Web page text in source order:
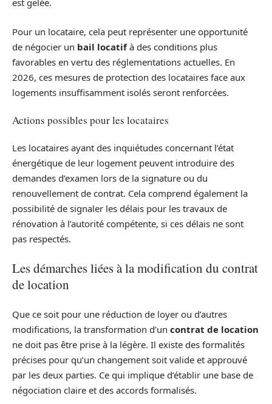
est gelée.
Pour un locataire, cela peut représenter une opportunité
de négocier un bail locatifà des conditions plus
favorables en vertu des réglementations actuelles. En
2026, ces mesures de protection des locataires face aux
logements insuffisamment isolés seront renforcées.
Actions possibles pour les locataires
Les locataires ayant des inquiétudes concernant l’état
énergétique de leur logement peuvent introduire des
demandes d’examen lors de la signature ou du
renouvellement de contrat. Cela comprend également la
possibilité de signaler les délais pour les travaux de
rénovation à l’autorité compétente, si ces délais ne sont
pas respectés.
Les démarches liées à la modification du contrat
de location
Que ce soit pour une réduction de loyer ou d’autres
modifications, la transformation d’un contrat de location
ne doit pas être prise à la légère. Il existe des formalités
précises pour qu’un changement soit valide et approuvé
par les deux parties. Ce qui implique d’établir une base de
négociation claire et des accords formalisés.